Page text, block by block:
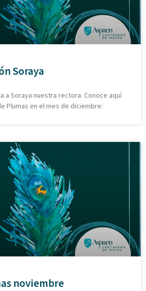
Soraya
a Soraya nuestra rectora. Conoce aquí
Plumas en el mes de diciembre:
noviembre